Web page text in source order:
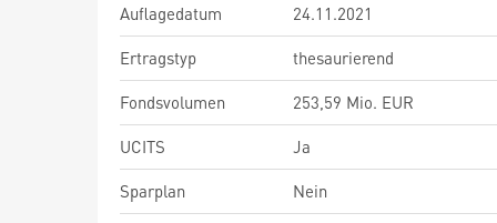
Auflagedatum
24.11.2021
Ertragstyp
thesaurierend
Fondsvolumen
253,59 Mio. EUR
UCITS
Ja
Sparplan
Nein